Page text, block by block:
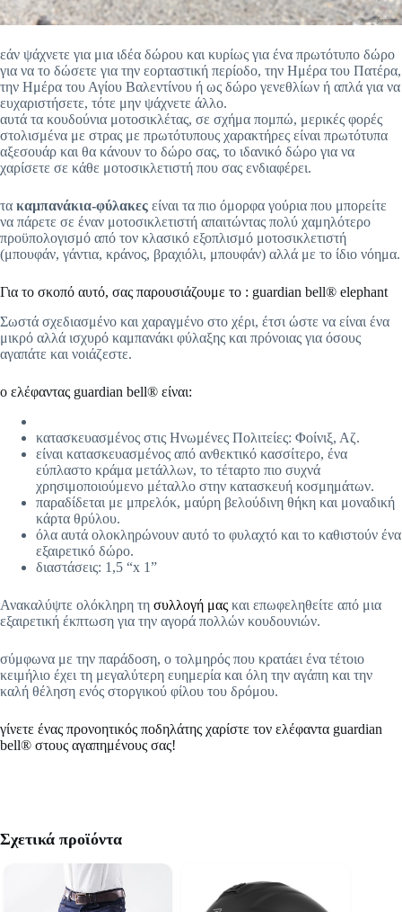
εάν ψάχνετε για μια ιδέα δώρου και κυρίως για ένα πρωτότυπο δώρο
για να το δώσετε για την εορταστική περίοδο, την Ημέρα του Πατέρα,
την Ημέρα του Αγίου Βαλεντίνου ή ως δώρο γενεθλίων ή απλά για να
ευχαριστήσετε, τότε μην ψάχνετε άλλο.
αυτά τα κουδούνια μοτοσικλέτας, σε σχήμα πομπώ, μερικές φορές
στολισμένα με στρας με πρωτότυπους χαρακτήρες είναι πρωτότυπα
αξεσουάρ και θα κάνουν το δώρο σας, το ιδανικό δώρο για να
χαρίσετε σε κάθε μοτοσικλετιστή που σας ενδιαφέρει.
τα καμπανάκια-φύλακες είναι τα πιο όμορφα γούρια που μπορείτε
να πάρετε σε έναν μοτοσικλετιστή απαιτώντας πολύ χαμηλότερο
προϋπολογισμό από τον κλασικό εξοπλισμό μοτοσικλετιστή
(μπουφάν, γάντια, κράνος, βραχιόλι, μπουφάν) αλλά με το ίδιο νόημα.
Για το σκοπό αυτό, σας παρουσιάζουμε το : guardian bell® elephant
Σωστά σχεδιασμένο και χαραγμένο στο χέρι, έτσι ώστε να είναι ένα
μικρό αλλά ισχυρό καμπανάκι φύλαξης και πρόνοιας για όσους
αγαπάτε και νοιάζεστε.
ο ελέφαντας guardian bell® είναι:
κατασκευασμένος στις Ηνωμένες Πολιτείες: Φοίνιξ, Αζ.
είναι κατασκευασμένος από ανθεκτικό κασσίτερο, ένα
εύπλαστο κράμα μετάλλων, το τέταρτο πιο συχνά
χρησιμοποιούμενο μέταλλο στην κατασκευή κοσμημάτων.
παραδίδεται με μπρελόκ, μαύρη βελούδινη θήκη και μοναδική
κάρτα θρύλου.
όλα αυτά ολοκληρώνουν αυτό το φυλαχτό και το καθιστούν ένα
εξαιρετικό δώρο.
διαστάσεις: 1,5 “x 1”
Ανακαλύψτε ολόκληρη τη συλλογή μας και επωφεληθείτε από μια
εξαιρετική έκπτωση για την αγορά πολλών κουδουνιών.
σύμφωνα με την παράδοση, ο τολμηρός που κρατάει ένα τέτοιο
κειμήλιο έχει τη μεγαλύτερη ευημερία και όλη την αγάπη και την
καλή θέληση ενός στοργικού φίλου του δρόμου.
γίνετε ένας προνοητικός ποδηλάτης χαρίστε τον ελέφαντα guardian
bell® στους αγαπημένους σας!
Σχετικά προϊόντα